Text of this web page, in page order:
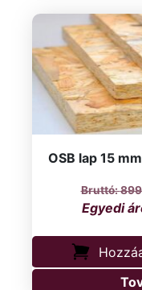
OSB lap 15 mm